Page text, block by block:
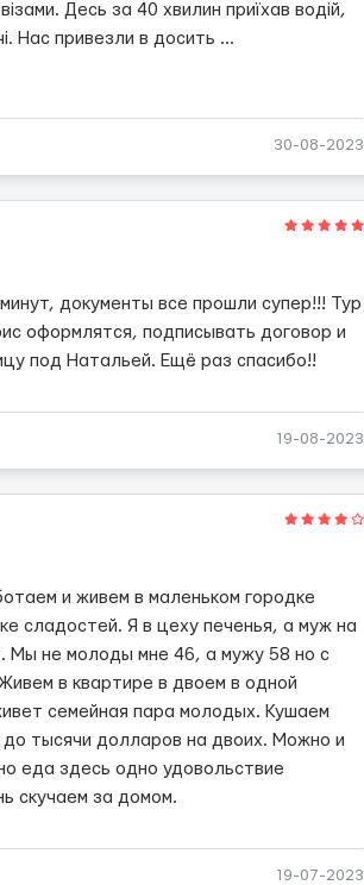
Десь за 40 хвилин приїхав водій,
Нас привезли в досить ...
30-08-2023
документы все прошли супер!!! Тур
оформлятся, подписывать договор и
под Натальей. Ещё раз спасибо!!
19-08-2023
и живем в маленьком городке
сладостей. Я в цеху печенья, а муж на
Мы не молоды мне 46, а мужу 58 но с
в квартире в двоем в одной
семейная пара молодых. Кушаем
тысячи долларов на двоих. Можно и
еда здесь одно удовольствие
скучаем за домом.
19-07-2023